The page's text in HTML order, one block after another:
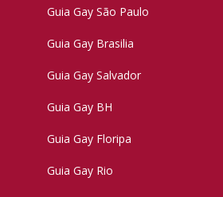
Guia Gay São Paulo
Guia Gay Brasilia
Guia Gay Salvador
Guia Gay BH
Guia Gay Floripa
Guia Gay Rio